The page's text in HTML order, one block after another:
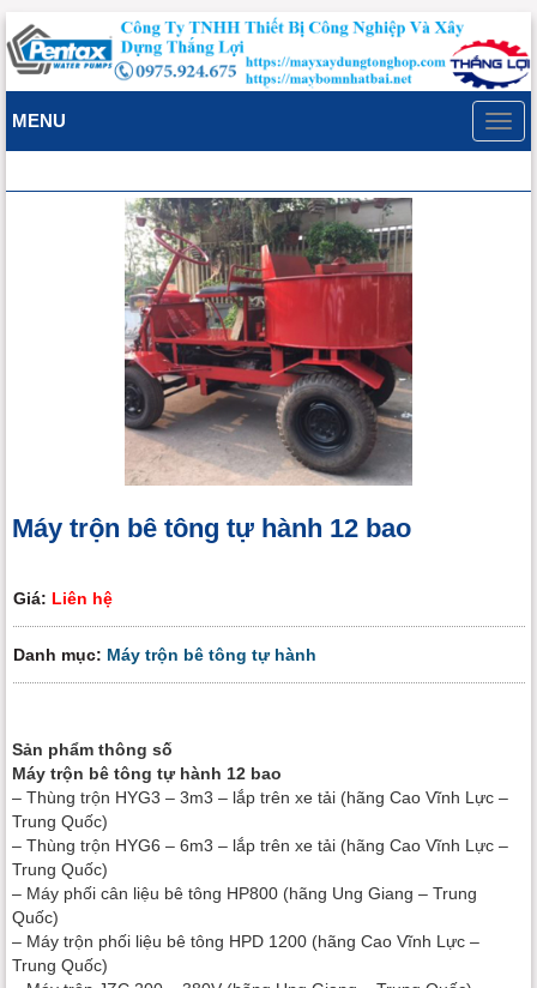
MENU
Máy trộn bê tông tự hành 12 bao
Giá: Liên hệ
Danh mục: Máy trộn bê tông tự hành
Sản phẩm thông số
Máy trộn bê tông tự hành 12 bao
– Thùng trộn HYG3 – 3m3 – lắp trên xe tải (hãng Cao Vĩnh Lực –
Trung Quốc)
– Thùng trộn HYG6 – 6m3 – lắp trên xe tải (hãng Cao Vĩnh Lực –
Trung Quốc)
– Máy phối cân liệu bê tông HP800 (hãng Ung Giang – Trung
Quốc)
– Máy trộn phối liệu bê tông HPD 1200 (hãng Cao Vĩnh Lực –
Trung Quốc)